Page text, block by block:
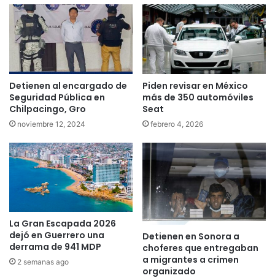
Detienen al encargado de
Seguridad Pública en
Chilpacingo, Gro
noviembre 12, 2024
Piden revisar en México
más de 350 automóviles
Seat
febrero 4, 2026
La Gran Escapada 2026
dejó en Guerrero una
derrama de 941 MDP
2 semanas ago
Detienen en Sonora a
choferes que entregaban
a migrantes a crimen
organizado